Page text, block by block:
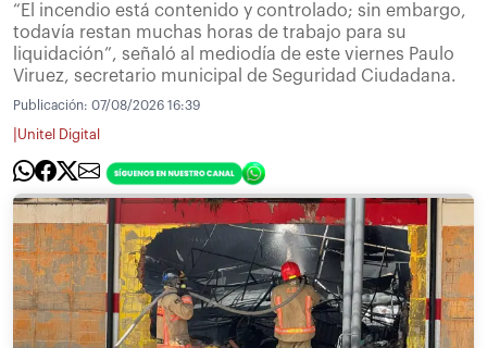
“El incendio está contenido y controlado; sin embargo,
todavía restan muchas horas de trabajo para su
liquidación”, señaló al mediodía de este viernes Paulo
Viruez, secretario municipal de Seguridad Ciudadana.
Publicación: 07/08/2026 16:39
Unitel Digital